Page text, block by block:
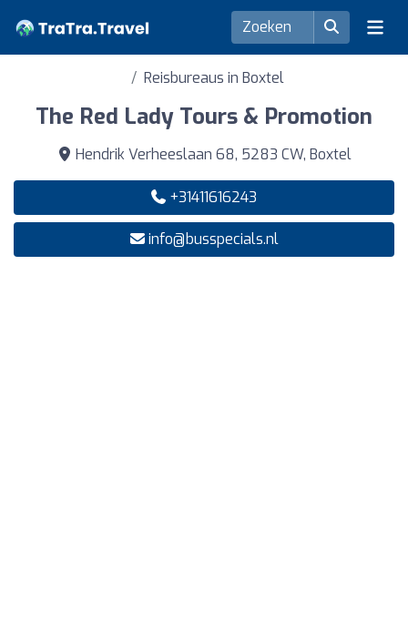
Reisbureaus in Boxtel
The Red Lady Tours & Promotion
Hendrik Verheeslaan 68, 5283 CW, Boxtel
+31411616243
info@busspecials.nl